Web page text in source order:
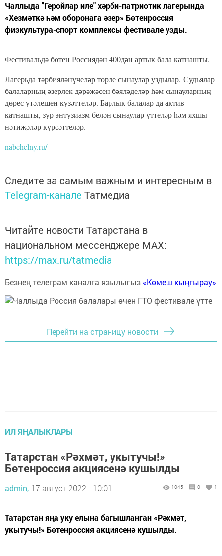
Чаллыда "Геройлар иле" хәрби-патриотик лагерында
«Хезмәткә һәм оборонага әзер» Бөтенроссия
физкультура-спорт комплексы фестивале узды.
Фестивальдә бөтен Россиядән 400дән артык бала катнашты.
Лагерьда тәрбияләнүчеләр төрле сынаулар уздылар. Судьялар
балаларның әзерлек дәрәҗәсен бәяләделәр һәм сынауларның
дөрес үтәлешен күзәттеләр. Барлык балалар да актив
катнашты, зур энтузиазм белән сынаулар үттеләр һәм яхшы
нәтиҗәләр күрсәттеләр.
nabchelny.ru/
Следите за самым важным и интересным в
Telegram-канале Татмедиа
Читайте новости Татарстана в
национальном мессенджере MАХ:
https://max.ru/tatmedia
Безнең телеграм каналга язылыгыз «Көмеш кыңгырау»
Перейти на страницу новости
ИЛ ЯҢАЛЫКЛАРЫ
Татарстан «Рәхмәт, укытучы!»
Бөтенроссия акциясенә кушылды
admin, 17 август 2022 - 10:01 1045 0 1
Татарстан яңа уку елына багышланган «Рәхмәт,
укытучы!» Бөтенроссия акциясенә кушылды.